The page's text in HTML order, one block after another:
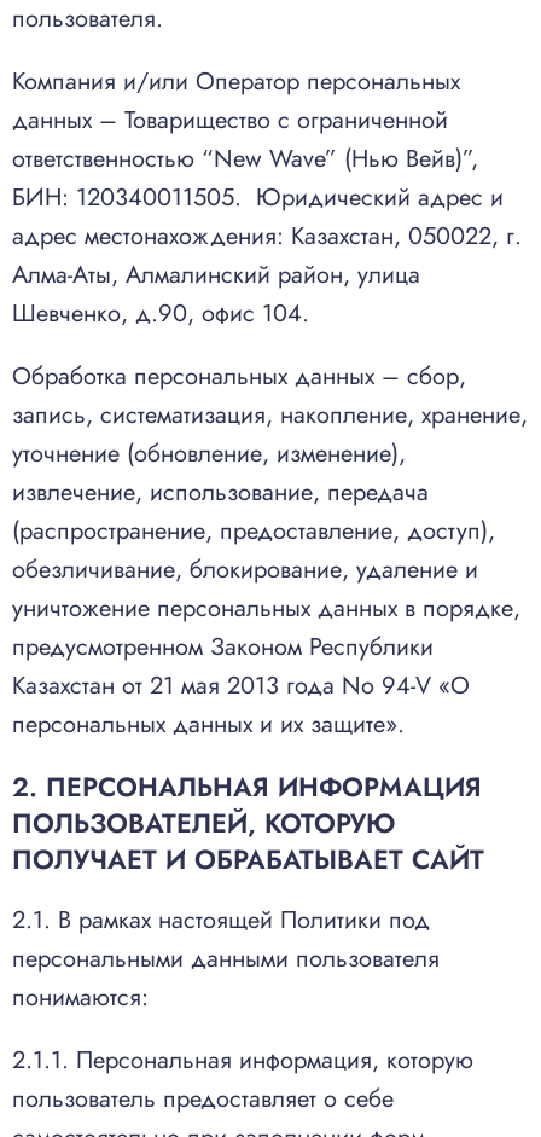
пользователя.
Компания и/или Оператор персональных
данных – Товарищество с ограниченной
ответственностью “New Wave” (Нью Вейв)”,
БИН: 120340011505. Юридический адрес и
адрес местонахождения: Казахстан, 050022, г.
Алма-Аты, Алмалинский район, улица
Шевченко, д.90, офис 104.
Обработка персональных данных – сбор,
запись, систематизация, накопление, хранение,
уточнение (обновление, изменение),
извлечение, использование, передача
(распространение, предоставление, доступ),
обезличивание, блокирование, удаление и
уничтожение персональных данных в порядке,
предусмотренном Законом Республики
Казахстан от 21 мая 2013 года No 94-V «О
персональных данных и их защите».
2. ПЕРСОНАЛЬНАЯ ИНФОРМАЦИЯ
ПОЛЬЗОВАТЕЛЕЙ, КОТОРУЮ
ПОЛУЧАЕТ И ОБРАБАТЫВАЕТ САЙТ
2.1. В рамках настоящей Политики под
персональными данными пользователя
понимаются:
2.1.1. Персональная информация, которую
пользователь предоставляет о себе